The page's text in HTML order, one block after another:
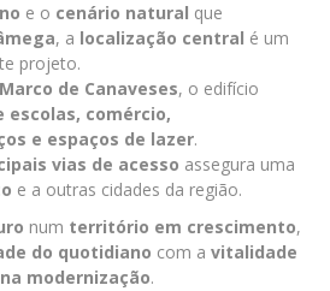
e o cenário natural que
, a localização central é um
projeto.
de Canaveses, o edifício
escolas, comércio,
e espaços de lazer.
vias de acesso assegura uma
e a outras cidades da região.
num território em crescimento,
do quotidiano com a vitalidade
modernização.